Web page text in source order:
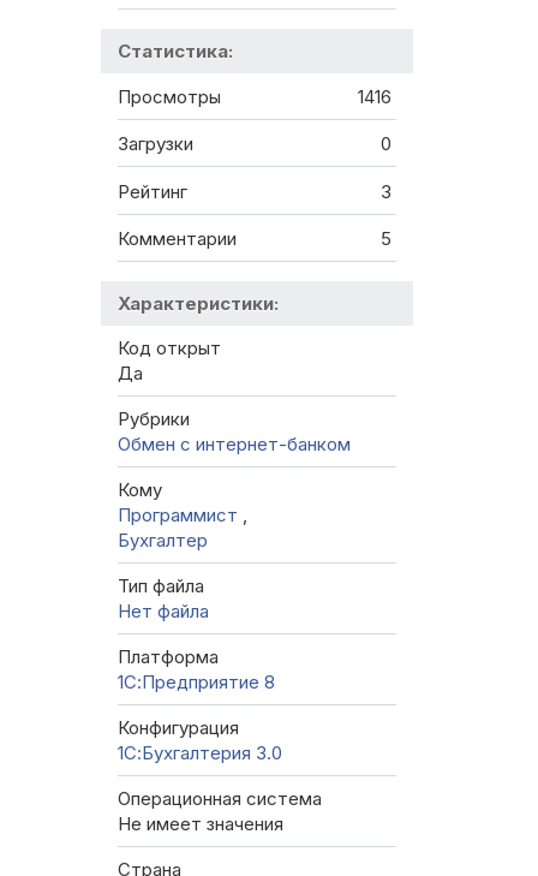
Статистика:
Просмотры 1416
Загрузки 0
Рейтинг 3
Комментарии 5
Характеристики:
Код открыт
Да
Рубрики
Обмен с интернет-банком
Кому
Программист ,
Бухгалтер
Тип файла
Нет файла
Платформа
1С:Предприятие 8
Конфигурация
1С:Бухгалтерия 3.0
Операционная система
Не имеет значения
Страна